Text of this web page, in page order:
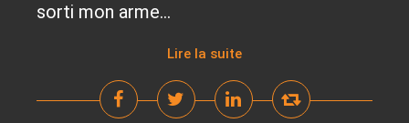
sorti mon arme...
Lire la suite